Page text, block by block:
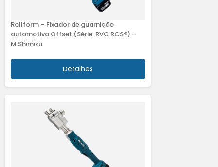
Rollform – Fixador de guarnição
automotiva Offset (Série: RVC RCS®) –
M.Shimizu
Detalhes